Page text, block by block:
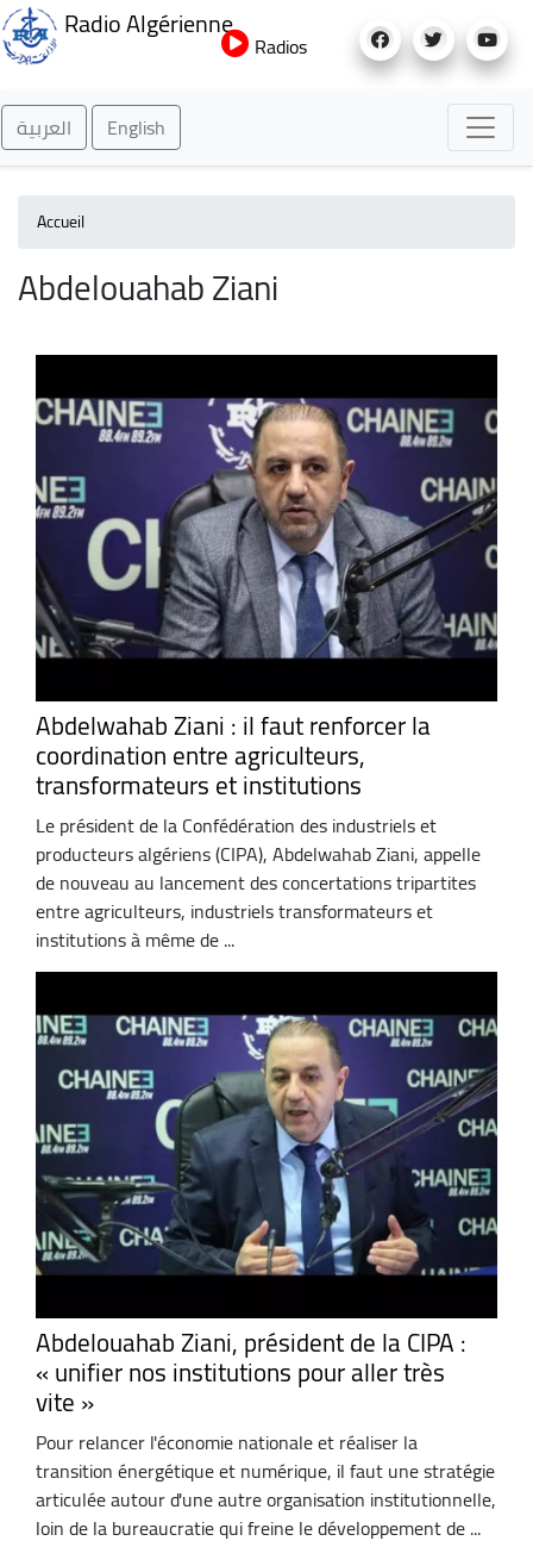
au
Radio Algérienne
Radios
العربية English
Accueil
Abdelouahab Ziani
Abdelwahab Ziani : il faut renforcer la
coordination entre agriculteurs,
transformateurs et institutions
Le président de la Confédération des industriels et
producteurs algériens (CIPA), Abdelwahab Ziani, appelle
de nouveau au lancement des concertations tripartites
entre agriculteurs, industriels transformateurs et
institutions à même de ...
Abdelouahab Ziani, président de la CIPA :
« unifier nos institutions pour aller très
vite »
Pour relancer l'économie nationale et réaliser la
transition énergétique et numérique, il faut une stratégie
articulée autour d'une autre organisation institutionnelle,
loin de la bureaucratie qui freine le développement de ...